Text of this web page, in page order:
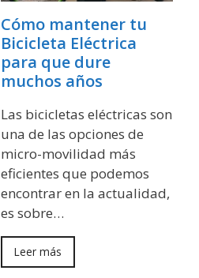
Cómo mantener tu
Bicicleta Eléctrica
para que dure
muchos años
Las bicicletas eléctricas son
una de las opciones de
micro-movilidad más
eficientes que podemos
encontrar en la actualidad,
es sobre…
Leer más